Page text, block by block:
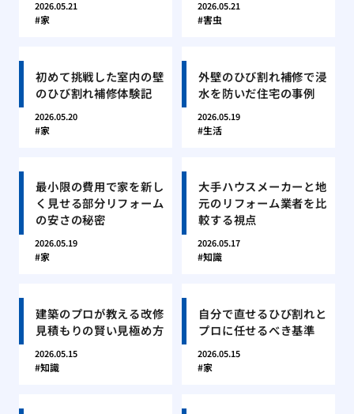
2026.05.21
家
2026.05.21
害虫
初めて挑戦した室内の壁
のひび割れ補修体験記
2026.05.20
家
外壁のひび割れ補修で浸
水を防いだ住宅の事例
2026.05.19
生活
最小限の費用で家を新し
く見せる部分リフォーム
の安さの秘密
2026.05.19
家
大手ハウスメーカーと地
元のリフォーム業者を比
較する視点
2026.05.17
知識
建築のプロが教える改修
見積もりの賢い見極め方
2026.05.15
知識
自分で直せるひび割れと
プロに任せるべき基準
2026.05.15
家